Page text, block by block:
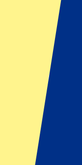
Italië vs Wales
13 maart 2027 om 15:10
Datum bevestigd
Italië vs Wales
13 maart 2027 om 15:10
Datum bevestigd
Inschrijven